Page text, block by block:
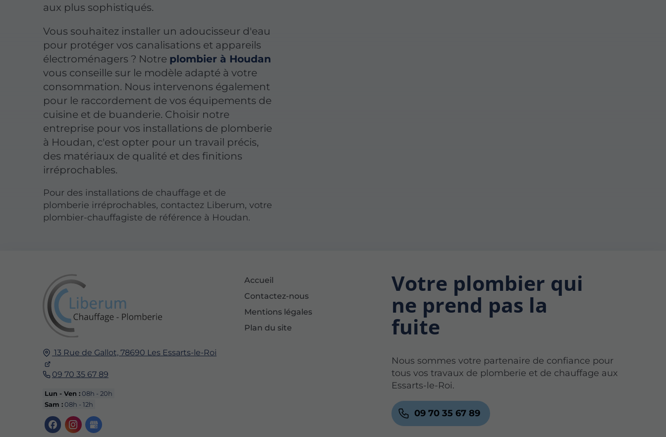
aux plus sophistiqués.
Vous souhaitez installer un adoucisseur d'eau
pour protéger vos canalisations et appareils
électroménagers ? Notre plombier à Houdan
vous conseille sur le modèle adapté à votre
consommation. Nous intervenons également
pour le raccordement de vos équipements de
cuisine et de buanderie. Choisir notre
entreprise pour vos installations de plomberie
à Houdan, c'est opter pour un travail précis,
des matériaux de qualité et des finitions
irréprochables.
Pour des installations de chauffage et de
plomberie irréprochables, contactez Liberum, votre
plombier-chauffagiste de référence à Houdan.
13 Rue de Gallot, 78690 Les Essarts-le-Roi
09 70 35 67 89
Lun - Ven :08h - 20h
Sam :08h - 12h
Accueil
Contactez-nous
Mentions légales
Plan du site
Votre plombier qui
ne prend pas la
fuite
Nous sommes votre partenaire de confiance pour
tous vos travaux de plomberie et de chauffage aux
Essarts-le-Roi.
09 70 35 67 89